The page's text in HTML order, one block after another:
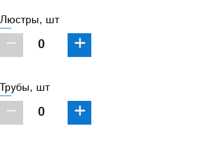
Люстры, шт
− +
Трубы, шт
− +